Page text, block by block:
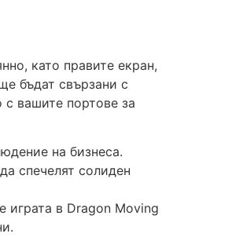
като правите екран,
бъдат свързани с
вашите портове за
на бизнеса.
спечелят солиден
играта в Dragon Moving